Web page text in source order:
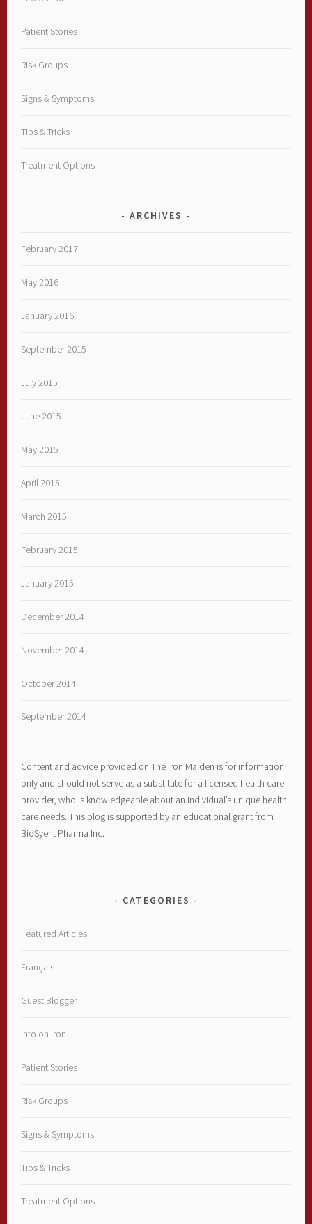
Patient Stories
Risk Groups
Signs & Symptoms
Tips & Tricks
Treatment Options
ARCHIVES
February 2017
May 2016
January 2016
September 2015
July 2015
June 2015
May 2015
April 2015
March 2015
February 2015
January 2015
December 2014
November 2014
October 2014
September 2014
Content and advice provided on The Iron Maiden is for information
only and should not serve as a substitute for a licensed health care
provider, who is knowledgeable about an individual’s unique health
care needs. This blog is supported by an educational grant from
BioSyent Pharma Inc.
CATEGORIES
Featured Articles
Français
Guest Blogger
Info on Iron
Patient Stories
Risk Groups
Signs & Symptoms
Tips & Tricks
Treatment Options